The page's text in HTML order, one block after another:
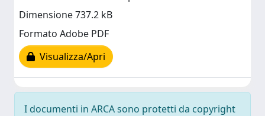
Dimensione 737.2 kB
Formato Adobe PDF
Visualizza/Apri
I documenti in ARCA sono protetti da copyright